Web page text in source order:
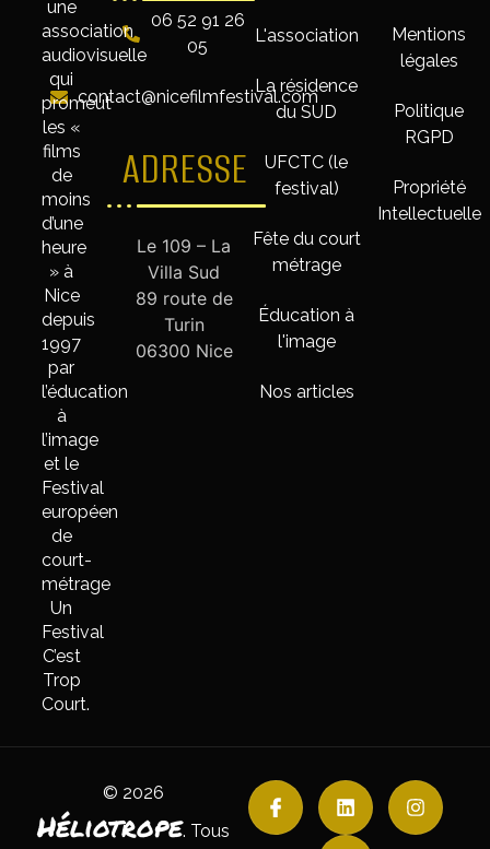
une
association
audiovisuelle
qui
promeut
les «
films
de
moins
d’une
heure
» à
Nice
depuis
1997
par
l’éducation
à
l’image
et le
Festival
européen
de
court-
métrage
Un
Festival
C’est
Trop
Court.
06 52 91 26
05
contact@nicefilmfestival.com
ADRESSE
Le 109 – La
Villa Sud
89 route de
Turin
06300 Nice
L'association
La résidence
du SUD
UFCTC (le
festival)
Fête du court
métrage
Éducation à
l'image
Nos articles
Mentions
légales
Politique
RGPD
Propriété
Intellectuelle
© 2026
Héliotrope. Tous